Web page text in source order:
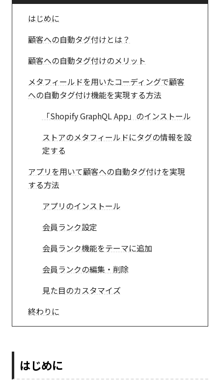
はじめに
顧客への自動タグ付けとは？
顧客への自動タグ付けのメリット
メタフィールドを用いたコーディングで顧客
への自動タグ付け機能を実現する方法
「Shopify GraphQL App」のインストール
ストアのメタフィールドにタグの情報を設
定する
アプリを用いて顧客への自動タグ付けを実現
する方法
アプリのインストール
会員ランク設定
会員ランク機能をテーマに追加
会員ランクの編集・削除
見た目のカスタマイズ
終わりに
はじめに